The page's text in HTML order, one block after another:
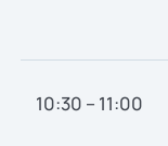
10:30 – 11:00